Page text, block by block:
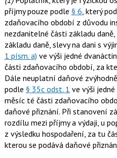
příjmy pouze podle § 6 , který
zdaňovacího období z důvodu
nezdanitelné části základu
základu daně, slevy na dani s
1 písm. a) ve výši jedné
části zdaňovacího období, za
Dále neuplatní daňové
podle § 35c odst. 1 ve výši
měsíc té části zdaňovacího
daňové přiznání. Při stanovení
rozdílu mezi příjmy a výdaji, u
z výsledku hospodaření, za tu
kterou se podává daňové